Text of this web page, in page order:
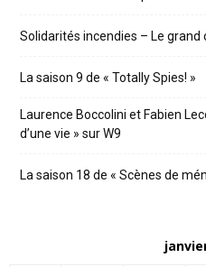
Solidarités incendies – Le grand
La saison 9 de « Totally Spies! »
Laurence Boccolini et Fabien
d’une vie » sur W9
La saison 18 de « Scènes de